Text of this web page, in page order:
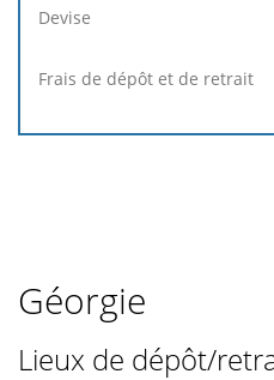
Géorgie
Lieux de dépôt/